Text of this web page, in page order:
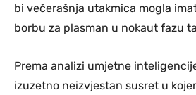
bi večerašnja utakmica mogla
borbu za plasman u nokaut fazu
Prema analizi umjetne
izuzetno neizvjestan susret u